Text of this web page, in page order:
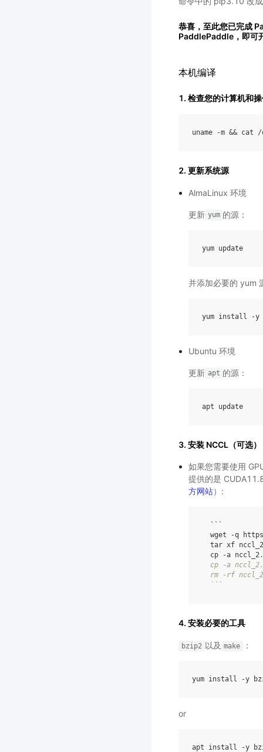
恭喜，至此您已完成
PaddlePaddle，即可
本机编译
1. 检查您的计算机和
uname -m && cat /
2. 更新系统源
AlmaLinux 环境
更新 yum 的源：
yum update
并添加必要的 yum
yum install -y
Ubuntu 环境
更新 apt 的源：
apt update
3. 安装 NCCL（可选）
如果您需要使用
提供的是
方网站）:
  ```
wget -q
  tar xf nccl_2
  cp -a nccl_2
cp -a
rm -rf
4. 安装必要的工具
bzip2 以及 make ：
yum install -y
or
apt install -y